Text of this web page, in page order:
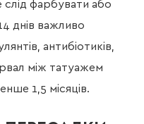
слід фарбувати або
днів важливо
антибіотиків,
між татуажем
1,5 місяців.